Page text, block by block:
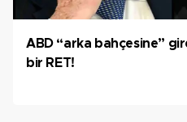
ABD “arka bahçesine”
bir RET!